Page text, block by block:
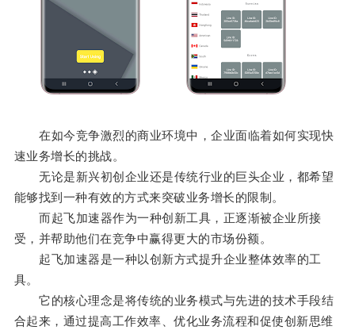
在如今竞争激烈的商业环境中，企业面临着如何实现快
速业务增长的挑战。
无论是新兴初创企业还是传统行业的巨头企业，都希望
能够找到一种有效的方式来突破业务增长的限制。
而起飞加速器作为一种创新工具，正逐渐被企业所接
受，并帮助他们在竞争中赢得更大的市场份额。
起飞加速器是一种以创新方式提升企业整体效率的工
具。
它的核心理念是将传统的业务模式与先进的技术手段结
合起来，通过提高工作效率、优化业务流程和促使创新思维